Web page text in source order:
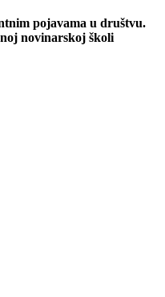
pojavama u društvu.
novinarskoj školi